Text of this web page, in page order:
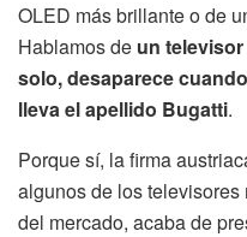
OLED más brillante o de
Hablamos de un
solo, desaparece
lleva el apellido Bugatti.
Porque sí, la firma
algunos de los
del mercado, acaba de